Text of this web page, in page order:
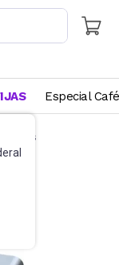
Especial Café